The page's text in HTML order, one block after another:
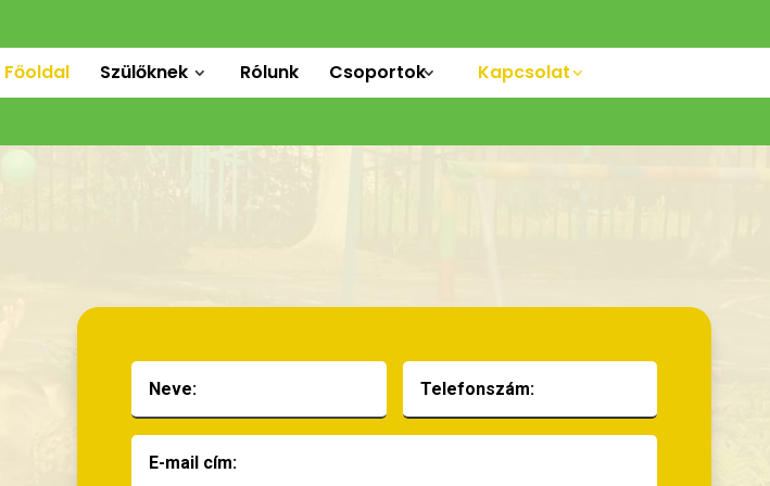
Főoldal Szülőknek Rólunk Csoportok Kapcsolat